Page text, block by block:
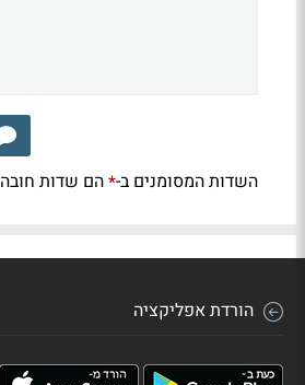
השדות המסומנים ב-*הם שדות חובה
הורדת אפליקציה